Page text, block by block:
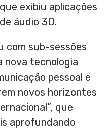
exibiu aplicações
áudio 3D.
com sub-sessões
nova tecnologia
pessoal e
novos horizontes
que
aprofundando